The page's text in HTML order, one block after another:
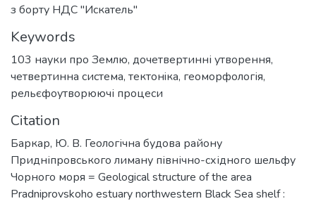
з борту НДС "Искатель"
Keywords
103 науки про Землю, дочетвертинні утворення,
четвертинна система, тектонiка, геоморфологія,
рельєфоутворюючі процеси
Citation
Баркар, Ю. В. Геологічна будова району
Придніпровського лиману північно-східного шельфу
Чорного моря = Geological structure of the area
Pradniprovskoho estuary northwestern Black Sea shelf :